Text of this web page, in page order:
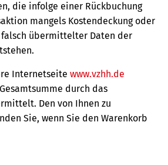
die infolge einer Rückbuchung
mangels Kostendeckung oder
übermittelter Daten der
Internetseite www.vzhh.de
durch das
Den von Ihnen zu
Sie, wenn Sie den Warenkorb